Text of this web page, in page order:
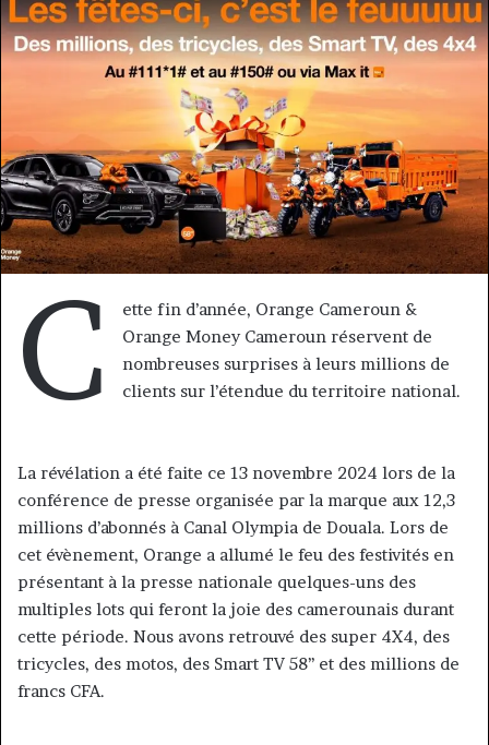
C
ette fin d’année, Orange Cameroun &
Orange Money Cameroun réservent de
nombreuses surprises à leurs millions de
clients sur l’étendue du territoire national.
La révélation a été faite ce 13 novembre 2024 lors de la
conférence de presse organisée par la marque aux 12,3
millions d’abonnés à Canal Olympia de Douala. Lors de
cet évènement, Orange a allumé le feu des festivités en
présentant à la presse nationale quelques-uns des
multiples lots qui feront la joie des camerounais durant
cette période. Nous avons retrouvé des super 4X4, des
tricycles, des motos, des Smart TV 58’’ et des millions de
francs CFA.